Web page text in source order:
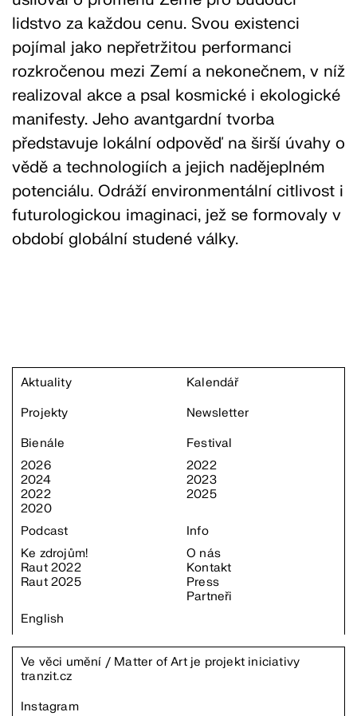
lidstvo za každou cenu. Svou existenci
pojímal jako nepřetržitou performanci
rozkročenou mezi Zemí a nekonečnem, v níž
realizoval akce a psal kosmické i ekologické
manifesty. Jeho avantgardní tvorba
představuje lokální odpověď na širší úvahy o
vědě a technologiích a jejich nadějeplném
potenciálu. Odráží environmentální citlivost i
futurologickou imaginaci, jež se formovaly v
období globální studené války.
Aktuality
Kalendář
Projekty
Newsletter
Bienále
2026
2024
2022
2020
Festival
2022
2023
2025
Podcast
Ke zdrojům!
Raut 2022
Raut 2025
Info
O nás
Kontakt
Press
Partneři
English
Ve věci umění / Matter of Art je projekt iniciativy
tranzit.cz
Instagram